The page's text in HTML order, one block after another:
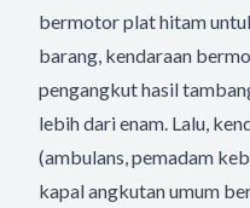
bermotor plat hitam
barang, kendaraan
pengangkut hasil
lebih dari enam. Lalu,
(ambulans, pemadam
kapal angkutan umum